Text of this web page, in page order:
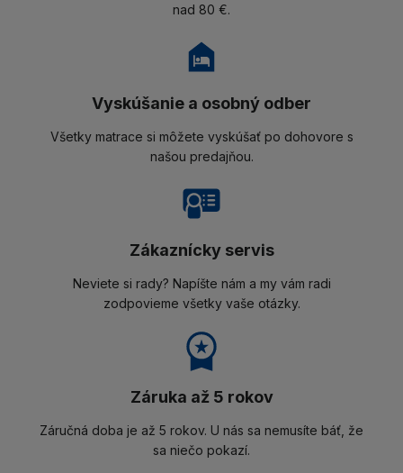
nad 80 €.
Vyskúšanie a osobný odber
Všetky matrace si môžete vyskúšať po dohovore s
našou predajňou.
Zákaznícky servis
Neviete si rady? Napíšte nám a my vám radi
zodpovieme všetky vaše otázky.
Záruka až 5 rokov
Záručná doba je až 5 rokov. U nás sa nemusíte báť, že
sa niečo pokazí.